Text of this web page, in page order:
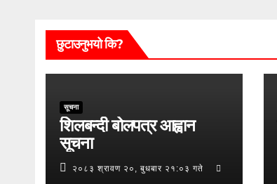
छुटाउनुभयो कि?
सूचना
शिलबन्दी बोलपत्र आह्वान
सूचना
२०८३ श्रावण २०, बुधबार २१:०३ गते